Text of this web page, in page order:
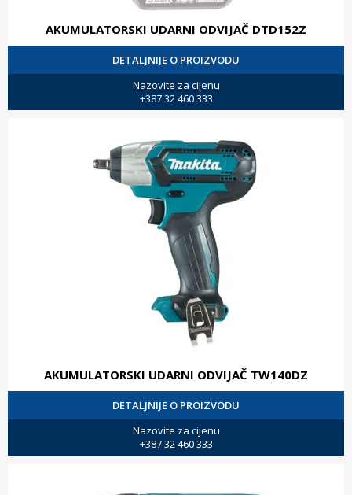
AKUMULATORSKI UDARNI ODVIJAČ DTD152Z
DETALJNIJE O PROIZVODU
Nazovite za cijenu
+387 32 460 333
AKUMULATORSKI UDARNI ODVIJAČ TW140DZ
DETALJNIJE O PROIZVODU
Nazovite za cijenu
+387 32 460 333